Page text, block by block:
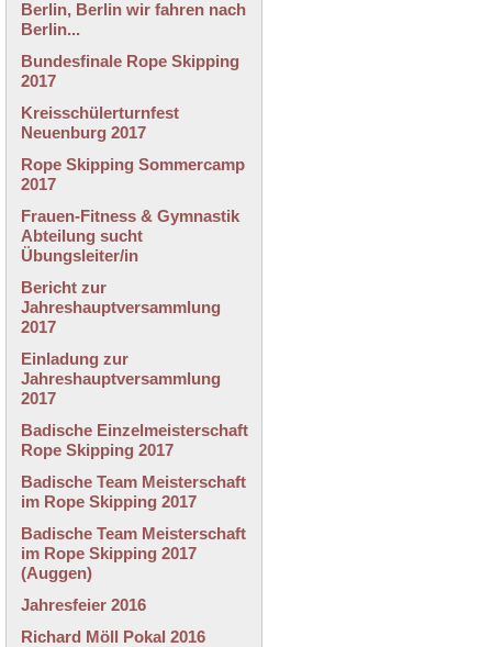
Berlin, Berlin wir fahren nach
Berlin...
Bundesfinale Rope Skipping
2017
Kreisschülerturnfest
Neuenburg 2017
Rope Skipping Sommercamp
2017
Frauen-Fitness & Gymnastik
Abteilung sucht
Übungsleiter/in
Bericht zur
Jahreshauptversammlung
2017
Einladung zur
Jahreshauptversammlung
2017
Badische Einzelmeisterschaft
Rope Skipping 2017
Badische Team Meisterschaft
im Rope Skipping 2017
Badische Team Meisterschaft
im Rope Skipping 2017
(Auggen)
Jahresfeier 2016
Richard Möll Pokal 2016